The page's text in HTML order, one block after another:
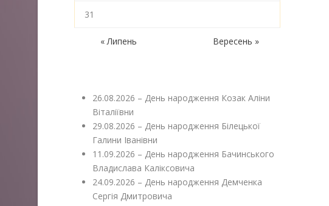
31
« Липень Вересень »
26.08.2026 – День народження Козак Аліни
Віталіївни
29.08.2026 – День народження Білецької
Галини Іванівни
11.09.2026 – День народження Бачинського
Владислава Каліксовича
24.09.2026 – День народження Демченка
Сергія Дмитровича